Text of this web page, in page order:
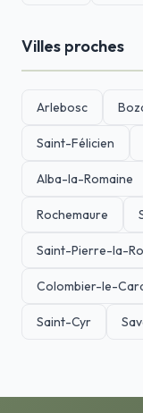
Villes proches
Arlebosc
Saint-Félicien
Alba-la-Romaine
Rochemaure
Saint-Pierre-la-
Colombier-le-
Saint-Cyr